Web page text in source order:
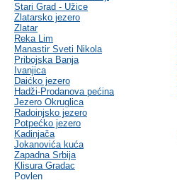
Stari Grad - Užice
Zlatarsko jezero
Zlatar
Reka Lim
Manastir Sveti Nikola
Pribojska Banja
Ivanjica
Daićko jezero
Hadži-Prodanova pećina
Jezero Okruglica
Radoinjsko jezero
Potpećko jezero
Kadinjača
Jokanovića kuća
Zapadna Srbija
Klisura Gradac
Povlen